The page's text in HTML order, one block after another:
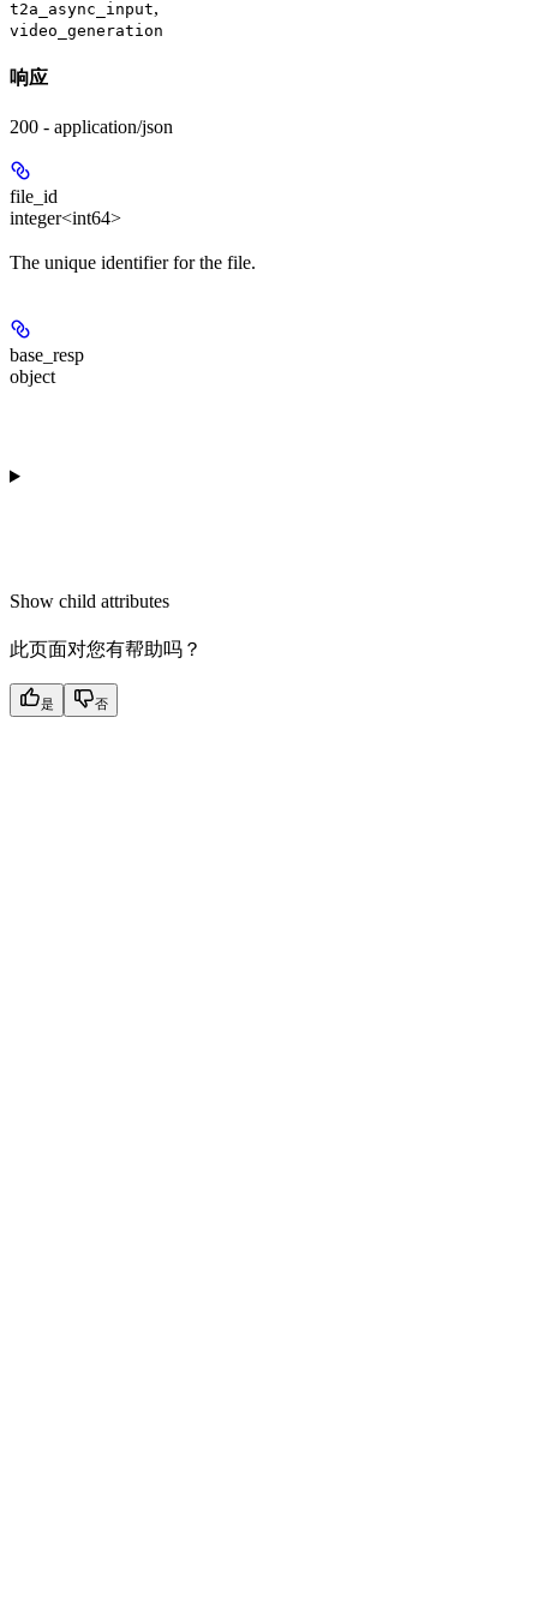
t2a_async_input,
video_generation
响应
200 - application/json
file_id
integer<int64>
The unique identifier for the file.
base_resp
object
Show child attributes
此页面对您有帮助吗？
是 否